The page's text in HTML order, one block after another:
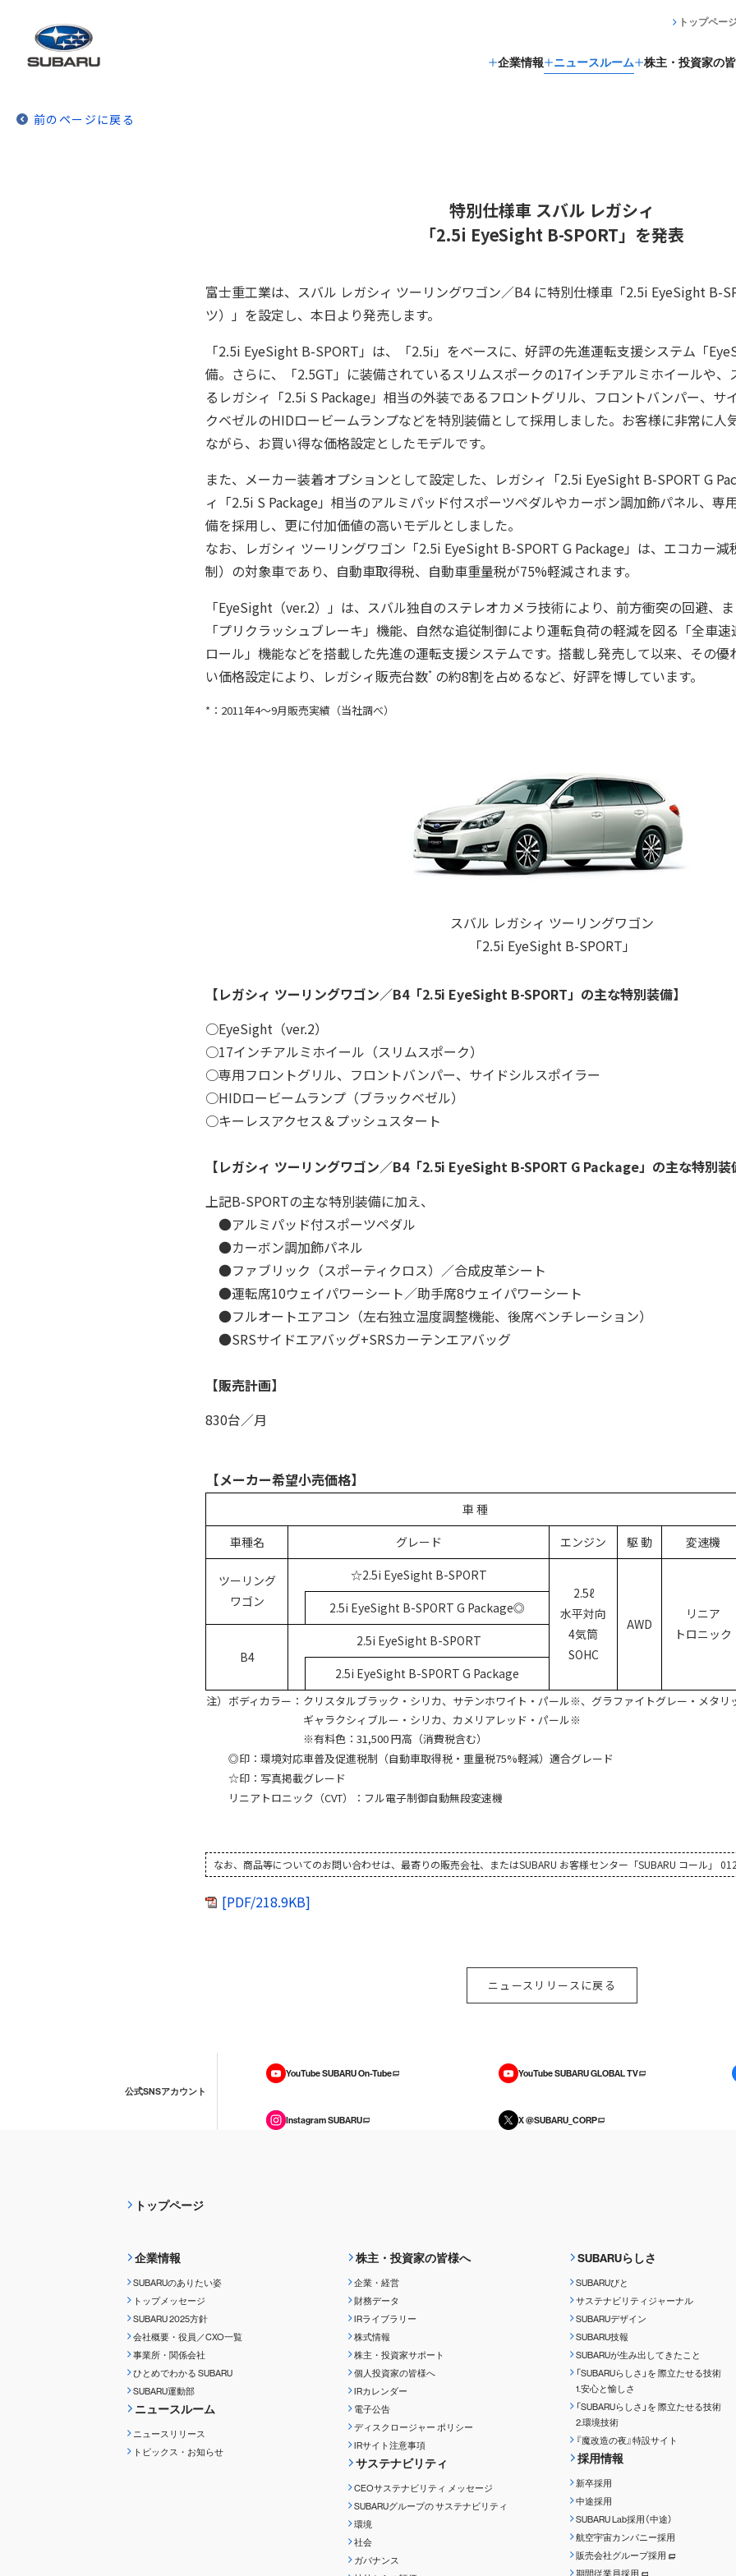
企業情報 ニュースルーム 株主・投資家の
トップペー
前のページに戻る
特別仕様車 スバル レガシィ
「2.5i EyeSight B-SPORT」を発表
富士重工業は、スバル レガシィ ツーリングワゴン／B4 に特別仕様車「2.5i EyeSight B-
ツ）」を設定し、本日より発売します。
「2.5i EyeSight B-SPORT」は、「2.5i」をベースに、好評の先進運転支援システム「
備。さらに、「2.5GT」に装備されているスリムスポークの17インチアルミホイールや、
るレガシィ「2.5i S Package」相当の外装であるフロントグリル、フロントバンパー、サ
クベゼルのHIDロービームランプなどを特別装備として採用しました。お客様に非常に人
ながら、お買い得な価格設定としたモデルです。
また、メーカー装着オプションとして設定した、レガシィ「2.5i EyeSight B-SPORT G
ィ「2.5i S Package」相当のアルミパッド付スポーツペダルやカーボン調加飾パネル、専
備を採用し、更に付加価値の高いモデルとしました。
なお、レガシィ ツーリングワゴン「2.5i EyeSight B-SPORT G Package」は、エコカー
制）の対象車であり、自動車取得税、自動車重量税が75%軽減されます。
「EyeSight（ver.2）」は、スバル独自のステレオカメラ技術により、前方衝突の回避、
「プリクラッシュブレーキ」機能、自然な追従制御により運転負荷の軽減を図る「全車
ロール」機能などを搭載した先進の運転支援システムです。搭載し発売して以来、その
い価格設定により、レガシィ販売台数* の約8割を占めるなど、好評を博しています。
*：2011年4～9月販売実績（当社調べ）
スバル レガシィ ツーリングワゴン
「2.5i EyeSight B-SPORT」
【レガシィ ツーリングワゴン／B4「2.5i EyeSight B-SPORT」の主な特別装備】
○EyeSight（ver.2）
○17インチアルミホイール（スリムスポーク）
○専用フロントグリル、フロントバンパー、サイドシルスポイラー
○HIDロービームランプ（ブラックベゼル）
○キーレスアクセス＆プッシュスタート
【レガシィ ツーリングワゴン／B4「2.5i EyeSight B-SPORT G Package」の主な特別装
上記B-SPORTの主な特別装備に加え、
●アルミパッド付スポーツペダル
●カーボン調加飾パネル
●ファブリック（スポーティクロス）／合成皮革シート
●運転席10ウェイパワーシート／助手席8ウェイパワーシート
●フルオートエアコン（左右独立温度調整機能、後席ベンチレーション）
●SRSサイドエアバッグ+SRSカーテンエアバッグ
【販売計画】
830台／月
【メーカー希望小売価格】
車 種
車種名
グレード エンジン 駆 動 変速機
ツーリング
ワゴン
☆2.5i EyeSight B-SPORT
2.5ℓ
水平対向
4気筒
SOHC
AWD
リニア
トロニック
2.5i EyeSight B-SPORT G Package◎
B4
2.5i EyeSight B-SPORT
2.5i EyeSight B-SPORT G Package
注） ボディカラー： クリスタルブラック・シリカ、サテンホワイト・パール※、グラファイトグレー・メタリ
ギャラクシィブルー・シリカ、カメリアレッド・パール※
※有料色：31,500 円高（消費税含む）
◎印：環境対応車普及促進税制（自動車取得税・重量税75%軽減）適合グレード
☆印：写真掲載グレード
リニアトロニック（CVT）：フル電子制御自動無段変速機
なお、商品等についてのお問い合わせは、最寄りの販売会社、またはSUBARU お客様センター「SUBARU コール」
[PDF/218.9KB]
ニュースリリースに戻る
公式SNSアカウント
YouTube SUBARU On-Tube YouTube SUBARU GLOBAL TV
Instagram SUBARU X @SUBARU_CORP
トップページ
企業情報
SUBARUのありたい姿
トップメッセージ
SUBARU 2025方針
会社概要・役員／CXO一覧
事業所・関係会社
ひとめでわかる SUBARU
SUBARU運動部
ニュースルーム
ニュースリリース
トピックス・お知らせ
株主・投資家の皆様へ
企業・経営
財務データ
IRライブラリー
株式情報
株主・投資家サポート
個人投資家の皆様へ
IRカレンダー
電子公告
ディスクロージャーポリシー
IRサイト注意事項
サステナビリティ
CEOサステナビリティ メッセージ
SUBARUグループのサステナビリティ
環境
社会
ガバナンス
SUBARUらしさ
SUBARUびと
サステナビリティジャーナル
SUBARUデザイン
SUBARU技報
SUBARUが生み出してきたこと
「SUBARUらしさ」を 際立たせる技術
1.安心と愉しさ
「SUBARUらしさ」を 際立たせる技術
2.環境技術
『魔改造の夜』特設サイト
採用情報
新卒採用
中途採用
SUBARU Lab採用（中途）
航空宇宙カンパニー採用
販売会社グループ採用
期間従業員採用